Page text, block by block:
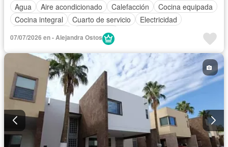
Agua
Aire acondicionado Calefacción
Cocina equipada
Cocina integral
Cuarto de servicio
Electricidad
Gas natural
07/07/2026 en - Alejandra Ostos